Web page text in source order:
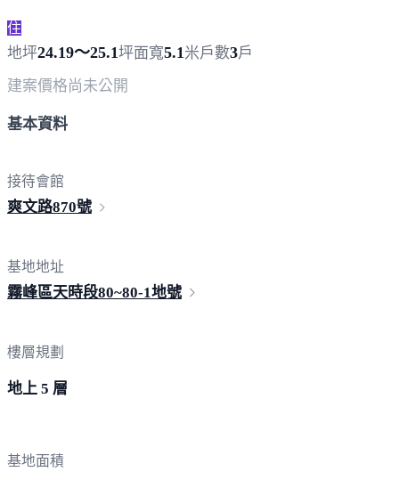
住
地坪24.19～25.1坪面寬5.1 米戶數3戶
建案價格尚未公開
基本資料
接待會館
爽文路870號
基地地址
霧峰區天時段80~80-1地號
樓層規劃
地上 5 層
基地面積